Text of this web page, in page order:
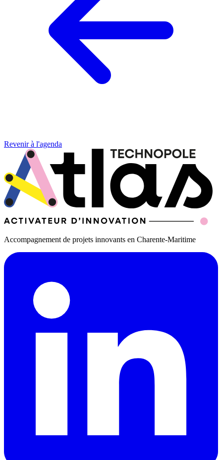
Revenir à l'agenda
Accompagnement de projets innovants en Charente-Maritime